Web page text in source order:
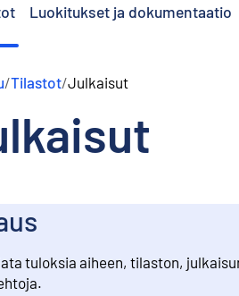
Luokitukset ja dokumentaatio
/Tilastot/Julkaisut
tuloksia aiheen, tilaston,